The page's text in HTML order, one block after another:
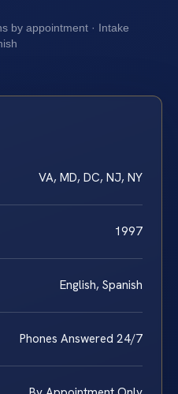
by appointment · Intake
VA, MD, DC, NJ, NY
1997
English, Spanish
Phones Answered 24/7